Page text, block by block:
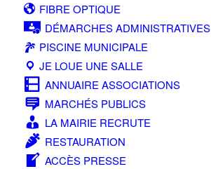
FIBRE OPTIQUE
DÉMARCHES ADMINISTRATIVES
PISCINE MUNICIPALE
JE LOUE UNE SALLE
ANNUAIRE ASSOCIATIONS
MARCHÉS PUBLICS
LA MAIRIE RECRUTE
RESTAURATION
ACCÈS PRESSE